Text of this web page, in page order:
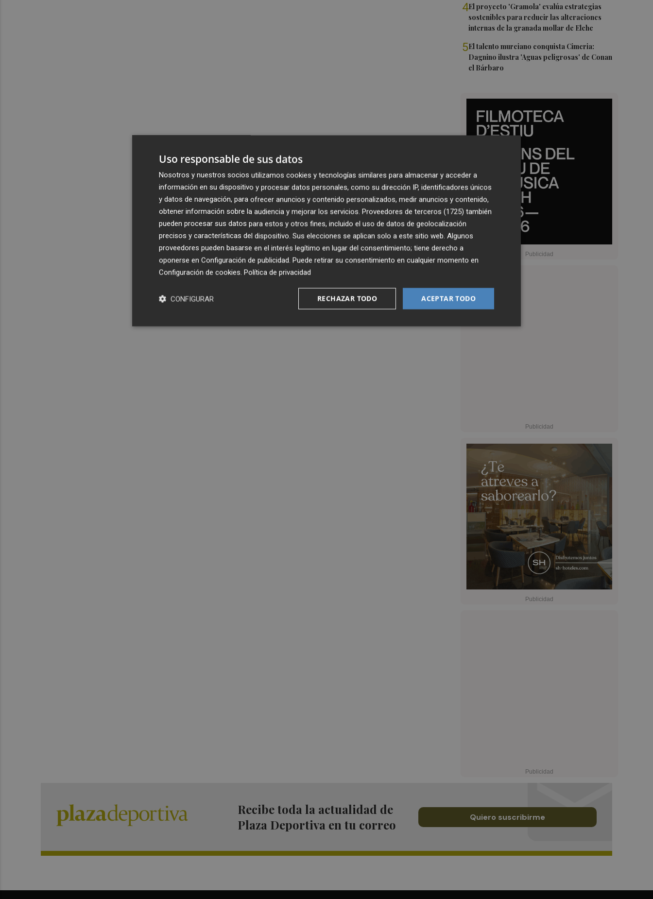
4El proyecto 'Gramola' evalúa estrategias
sostenibles para reducir las alteraciones
internas de la granada mollar de Elche
5El talento murciano conquista Cimeria:
Dagnino ilustra 'Aguas peligrosas' de Conan
el Bárbaro
Recibe toda la actualidad de
Plaza Deportiva en tu correo
Quiero suscribirme
Uso responsable de sus datos
Nosotros y nuestros socios utilizamos cookies y tecnologías similares para almacenar y acceder a
información en su dispositivo y procesar datos personales, como su dirección IP, identificadores únicos
y datos de navegación, para ofrecer anuncios y contenido personalizados, medir anuncios y contenido,
obtener información sobre la audiencia y mejorar los servicios. Proveedores de terceros (1725) también
pueden procesar sus datos para estos y otros fines, incluido el uso de datos de geolocalización
precisos y características del dispositivo. Sus elecciones se aplican solo a este sitio web. Algunos
proveedores pueden basarse en el interés legítimo en lugar del consentimiento; tiene derecho a
oponerse en Configuración de publicidad. Puede retirar su consentimiento en cualquier momento en
Configuración de cookies. Política de privacidad
ACEPTAR TODO
RECHAZAR TODO
CONFIGURAR